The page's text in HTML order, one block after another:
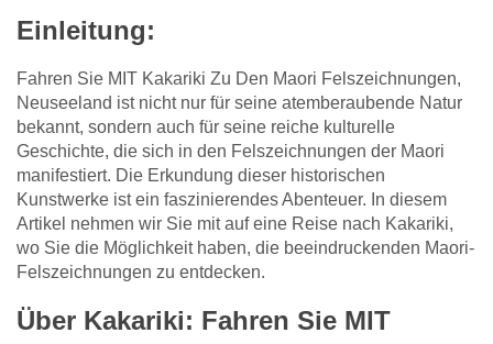
Einleitung:
Fahren Sie MIT Kakariki Zu Den Maori Felszeichnungen,
Neuseeland ist nicht nur für seine atemberaubende Natur
bekannt, sondern auch für seine reiche kulturelle
Geschichte, die sich in den Felszeichnungen der Maori
manifestiert. Die Erkundung dieser historischen
Kunstwerke ist ein faszinierendes Abenteuer. In diesem
Artikel nehmen wir Sie mit auf eine Reise nach Kakariki,
wo Sie die Möglichkeit haben, die beeindruckenden Maori-
Felszeichnungen zu entdecken.
Über Kakariki: Fahren Sie MIT